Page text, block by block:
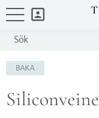
BAKA